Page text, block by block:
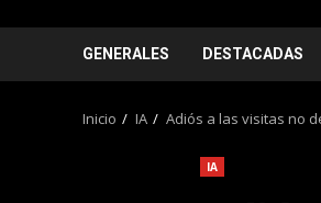
GENERALES DESTACADAS
Inicio IA Adiós a las visitas no
IA